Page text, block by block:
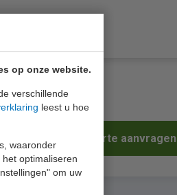
op onze website.
verschillende
leest u hoe
waaronder
optimaliseren
om uw
Offerte aanvragen